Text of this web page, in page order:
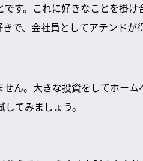
す。これに好きなことを掛け
で、会社員としてアテンドが
ん。大きな投資をしてホーム
てみましょう。